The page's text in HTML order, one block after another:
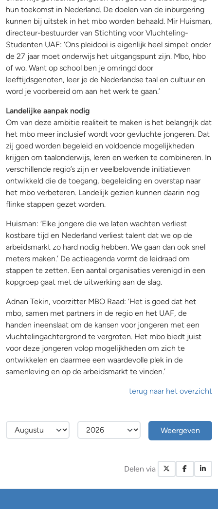
hun toekomst in Nederland. De doelen van de inburgering
kunnen bij uitstek in het mbo worden behaald. Mir Huisman,
directeur-bestuurder van Stichting voor Vluchteling-
Studenten UAF: ‘Ons pleidooi is eigenlijk heel simpel: onder
de 27 jaar moet onderwijs het uitgangspunt zijn. Mbo, hbo
of wo. Want op school ben je omringd door
leeftijdsgenoten, leer je de Nederlandse taal en cultuur en
word je voorbereid om aan het werk te gaan.’
Landelijke aanpak nodig
Om van deze ambitie realiteit te maken is het belangrijk dat
het mbo meer inclusief wordt voor gevluchte jongeren. Dat
zij goed worden begeleid en voldoende mogelijkheden
krijgen om taalonderwijs, leren en werken te combineren. In
verschillende regio’s zijn er veelbelovende initiatieven
ontwikkeld die de toegang, begeleiding en overstap naar
het mbo verbeteren. Landelijk gezien kunnen daarin nog
flinke stappen gezet worden.
Huisman: ‘Elke jongere die we laten wachten verliest
kostbare tijd en Nederland verliest talent dat we op de
arbeidsmarkt zo hard nodig hebben. We gaan dan ook snel
meters maken.’ De actieagenda vormt de leidraad om
stappen te zetten. Een aantal organisaties verenigd in een
kopgroep gaat met de uitwerking aan de slag.
Adnan Tekin, voorzitter MBO Raad: ‘Het is goed dat het
mbo, samen met partners in de regio en het UAF, de
handen ineenslaat om de kansen voor jongeren met een
vluchtelingachtergrond te vergroten. Het mbo biedt juist
voor deze jongeren volop mogelijkheden om zich te
ontwikkelen en daarmee een waardevolle plek in de
samenleving en op de arbeidsmarkt te vinden.’
terug naar het overzicht
Weergeven
Delen via X /